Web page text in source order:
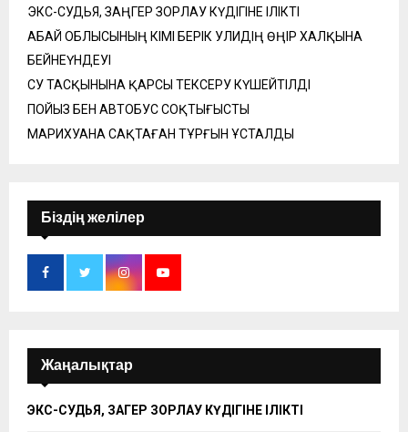
ЭКС-СУДЬЯ, ЗАҢГЕР ЗОРЛАУ КҮДІГІНЕ ІЛІКТІ
АБАЙ ОБЛЫСЫНЫҢ ӘКІМІ БЕРІК УӘЛИДІҢ ӨҢІР ХАЛҚЫНА
БЕЙНЕҮНДЕУІ
СУ ТАСҚЫНЫНА ҚАРСЫ ТЕКСЕРУ КҮШЕЙТІЛДІ
ПОЙЫЗ БЕН АВТОБУС СОҚТЫҒЫСТЫ
МАРИХУАНА САҚТАҒАН ТҰРҒЫН ҰСТАЛДЫ
Біздің желілер
Жаңалықтар
ЭКС-СУДЬЯ, ЗАҢГЕР ЗОРЛАУ КҮДІГІНЕ ІЛІКТІ